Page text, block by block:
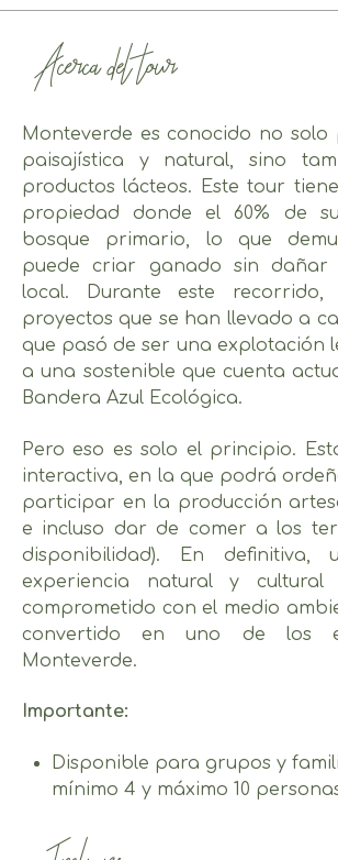
Acerca del tour
Monteverde es conocido no solo
paisajística y natural, sino
productos lácteos. Este tour
propiedad donde el 60% de
bosque primario, lo que
puede criar ganado sin dañar
local. Durante este recorrido,
proyectos que se han llevado a
que pasó de ser una explotación
a una sostenible que cuenta
Bandera Azul Ecológica.
Pero eso es solo el principio.
interactiva, en la que podrá
participar en la producción
e incluso dar de comer a los
disponibilidad). En definitiva,
experiencia natural y
comprometido con el medio
convertido en uno de los
Monteverde.
Importante:
Disponible para grupos y
mínimo 4 y máximo 10